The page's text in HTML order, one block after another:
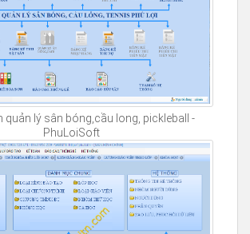
quản lý sân bóng,cầu long, pickleball -
PhuLoiSoft